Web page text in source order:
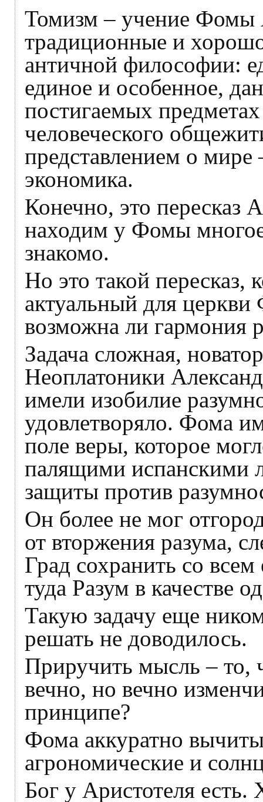
Томизм – учение Фомы
традиционные и
античной философии:
единое и особенное,
постигаемых
человеческого
представлением о мире
экономика.
Конечно, это пересказ
находим у Фомы
знакомо.
Но это такой пересказ,
актуальный для
возможна ли гармония
Задача сложная,
Неоплатоники
имели изобилие
удовлетворяло. Фома
поле веры, которое
палящими испанскими
защиты против
Он более не мог
от вторжения разума,
Град сохранить со
туда Разум в качестве
Такую задачу еще
решать не доводилось.
Приручить мысль – то,
вечно, но вечно
принципе?
Фома аккуратно
агрономические и
Бог у Аристотеля